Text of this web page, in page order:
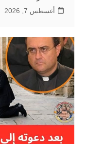
أغسطس 7, 2026